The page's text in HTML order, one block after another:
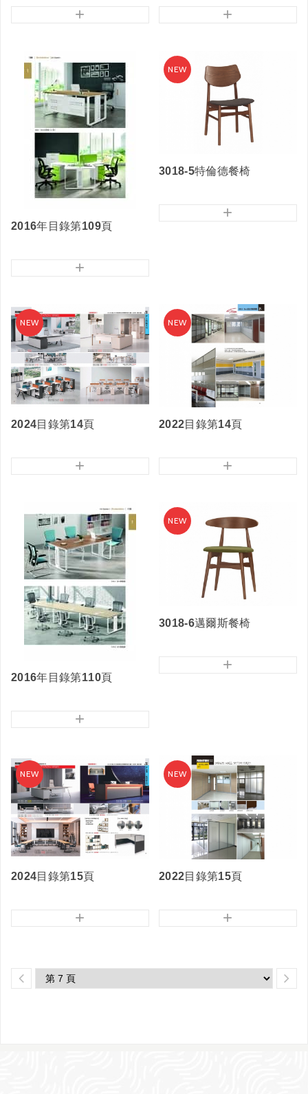
+ +
2016年目錄第109頁
+
3018-5特倫德餐椅
+
2024目錄第14頁
+
2022目錄第14頁
+
2016年目錄第110頁
+
3018-6邁爾斯餐椅
+
2024目錄第15頁
+
2022目錄第15頁
+